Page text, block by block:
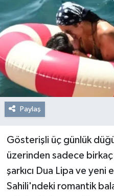
Paylaş
Gösterişli üç günlük
üzerinden sadece
şarkıcı Dua Lipa ve yeni
Sahili'ndeki romantik